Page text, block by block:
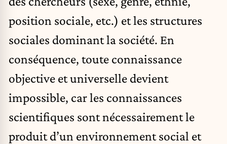
position sociale, etc.) et les structures
sociales dominant la société. En
conséquence, toute connaissance
objective et universelle devient
impossible, car les connaissances
scientifiques sont nécessairement le
produit d’un environnement social et